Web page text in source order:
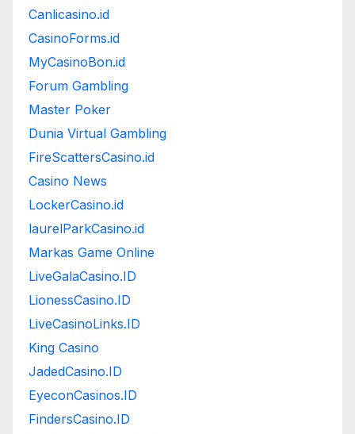
Canlicasino.id
CasinoForms.id
MyCasinoBon.id
Forum Gambling
Master Poker
Dunia Virtual Gambling
FireScattersCasino.id
Casino News
LockerCasino.id
laurelParkCasino.id
Markas Game Online
LiveGalaCasino.ID
LionessCasino.ID
LiveCasinoLinks.ID
King Casino
JadedCasino.ID
EyeconCasinos.ID
FindersCasino.ID